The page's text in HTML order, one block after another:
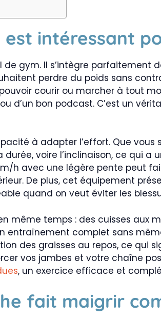
intéressant
de gym. Il s’intègre parfaitement
perdre du poids sans
courir ou marcher à tout
d’un bon podcast. C’est un
à adapter l’effort. Que vous
voire l’inclinaison, ce qui a
h avec une légère pente peut
De plus, cet équipement
quand on veut éviter les
même temps : des cuisses aux
entraînement complet sans
des graisses au repos, ce qui
vos jambes et votre chaîne
, un exercice efficace et
fait maigrir